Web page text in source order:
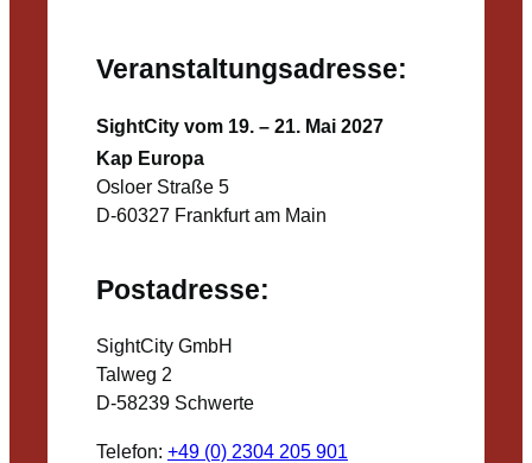
Veranstaltungsadresse:
SightCity vom 19. – 21. Mai 2027
Kap Europa
Osloer Straße 5
D-60327 Frankfurt am Main
Postadresse:
SightCity GmbH
Talweg 2
D-58239 Schwerte
Telefon: +49 (0) 2304 205 901